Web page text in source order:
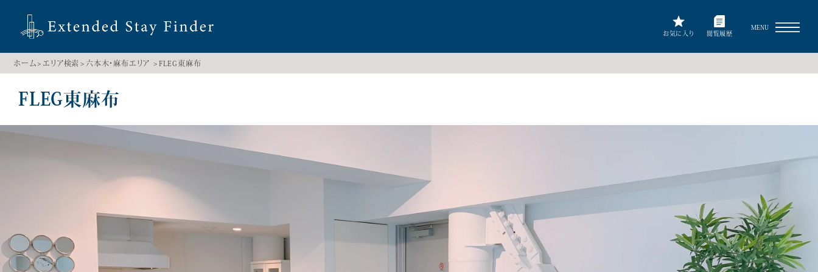
お気に入り 閲覧履歴
MENU
ホーム エリア検索 六本木・麻布エリア FLEG東麻布
FLEG東麻布